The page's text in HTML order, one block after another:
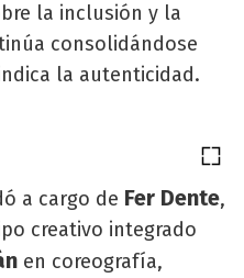
la inclusión y la
consolidándose
la autenticidad.
a cargo de Fer Dente,
creativo integrado
en coreografía,